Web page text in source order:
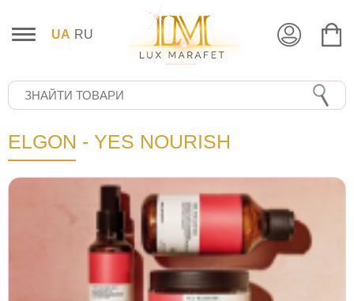
UA RU
ELGON - YES NOURISH